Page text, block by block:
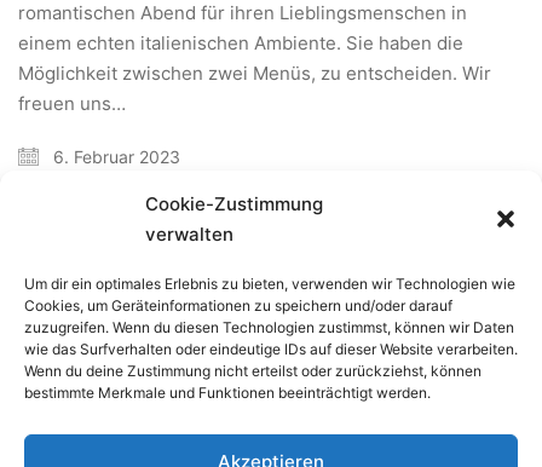
Cookie-Zustimmung
verwalten
Um dir ein optimales Erlebnis zu bieten, verwenden wir Technologien wie
Cookies, um Geräteinformationen zu speichern und/oder darauf
zuzugreifen. Wenn du diesen Technologien zustimmst, können wir Daten
wie das Surfverhalten oder eindeutige IDs auf dieser Website verarbeiten.
Wenn du deine Zustimmung nicht erteilst oder zurückziehst, können
bestimmte Merkmale und Funktionen beeinträchtigt werden.
Akzeptieren
romantischen Abend für ihren Lieblingsmenschen in
einem echten italienischen Ambiente. Sie haben die
Möglichkeit zwischen zwei Menüs, zu entscheiden. Wir
freuen uns…
6. Februar 2023